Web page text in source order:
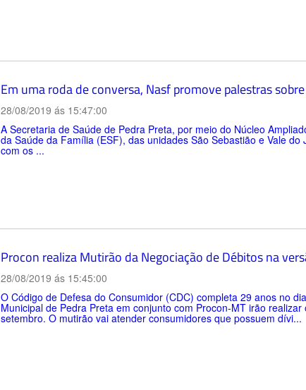
Em uma roda de conversa, Nasf promove palestras
28/08/2019 ás 15:47:00
A Secretaria de Saúde de Pedra Preta, por meio do Núcleo
da Saúde da Família (ESF), das unidades São Sebastião e Vale
com os ...
Procon realiza Mutirão da Negociação de Débitos na
28/08/2019 ás 15:45:00
O Código de Defesa do Consumidor (CDC) completa 29 anos no
Municipal de Pedra Preta em conjunto com Procon-MT irão
setembro. O mutirão vai atender consumidores que possuem dívi...